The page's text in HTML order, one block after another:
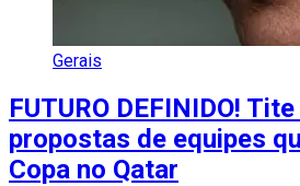
Gerais
FUTURO DEFINIDO!
propostas de equipes
Copa no Qatar